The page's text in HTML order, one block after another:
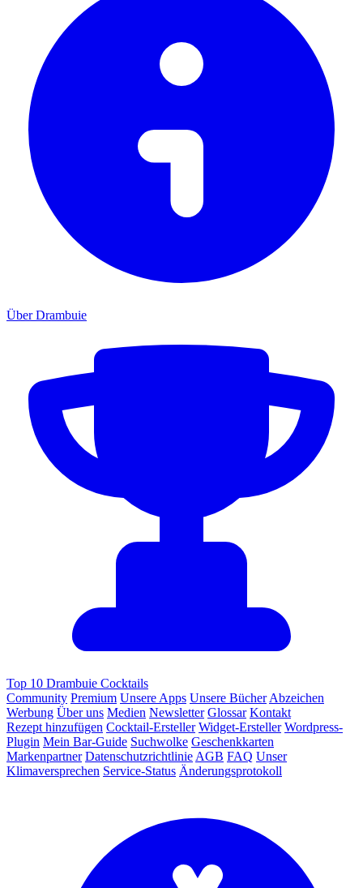
Über Drambuie
Top 10 Drambuie Cocktails
Community Premium Unsere Apps Unsere Bücher Abzeichen
Werbung Über uns Medien Newsletter Glossar Kontakt
Rezept hinzufügen Cocktail-Ersteller Widget-Ersteller Wordpress-
Plugin Mein Bar-Guide Suchwolke Geschenkkarten
Markenpartner Datenschutzrichtlinie AGB FAQ Unser
Klimaversprechen Service-Status Änderungsprotokoll